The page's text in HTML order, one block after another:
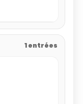
1 entrées